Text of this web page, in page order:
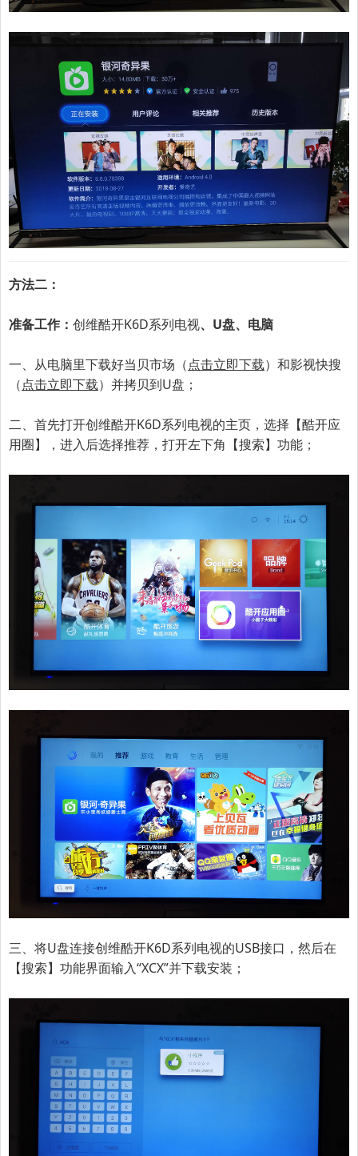
方法二：
准备工作： 创维酷开K6D系列电视、U盘、电脑
一、 从电脑里下载好当贝市场（点击立即下载）和影视快搜
（点击立即下载）并拷贝到U盘；
二、首先打开创维酷开K6D系列电视的主页，选择【酷开应
用圈】，进入后选择推荐，打开左下角【搜索】功能；
三、将U盘连接创维酷开K6D系列电视的USB接口，然后在
【搜索】功能界面输入“XCX”并下载安装；